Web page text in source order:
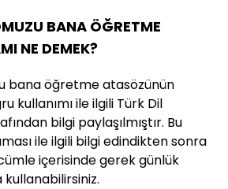
BANA ÖĞRETME
NE DEMEK?
bana öğretme atasözünün
kullanımı ile ilgili Türk Dil
bilgi paylaşılmıştır. Bu
ile ilgili bilgi edindikten sonra
içerisinde gerek günlük